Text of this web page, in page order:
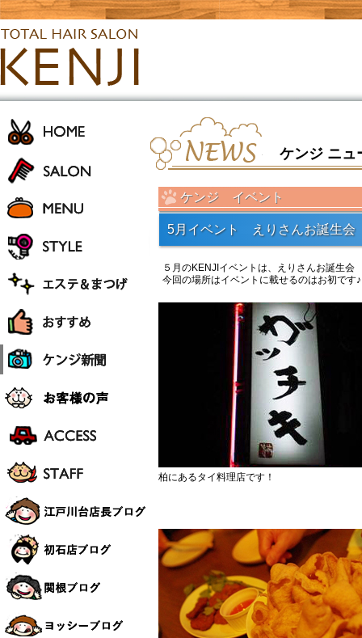
ケンジ ニュ
ケンジ イベント
5月イベント えりさんお誕生会
５月のKENJIイベントは、えりさんお誕生会
今回の場所はイベントに載せるのはお初です♪
柏にあるタイ料理店です！